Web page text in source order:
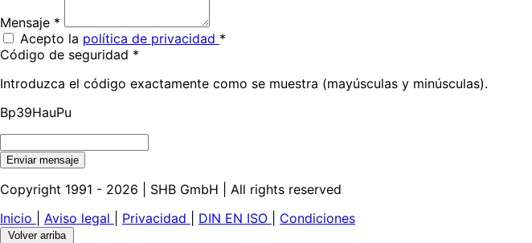
Mensaje *
Acepto la política de privacidad *
Código de seguridad *
Introduzca el código exactamente como se muestra (mayúsculas y minúsculas).
Bp39HauPu
Enviar mensaje
Copyright 1991 - 2026 | SHB GmbH | All rights reserved
Inicio
Aviso legal Privacidad DIN EN ISO Condiciones
Volver arriba